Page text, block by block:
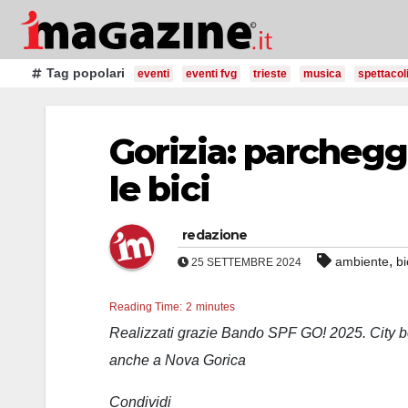
Salta
contenutoTag popolari eventi eventi fvg trieste musica spettacoli
Gorizia:
le bici
redazione
25 SETTEMBRE 2024 ambiente,
Reading Time: 2 minutes
Realizzati grazie Bando SPF GO! 2025. City
anche a Nova Gorica
Condividi